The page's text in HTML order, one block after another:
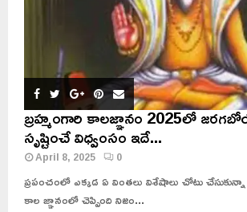
బ్రహ్మంగారి కాలజ్ఞానం 2025లో
సృష్టించే విధ్వంసం ఇదే...
April 8, 2025 0
ప్రపంచంలో ఎక్కడ ఏ వింతలు విశేషాలు చోటు
కాల జ్ఞానంలో చెప్పింది నిజం...